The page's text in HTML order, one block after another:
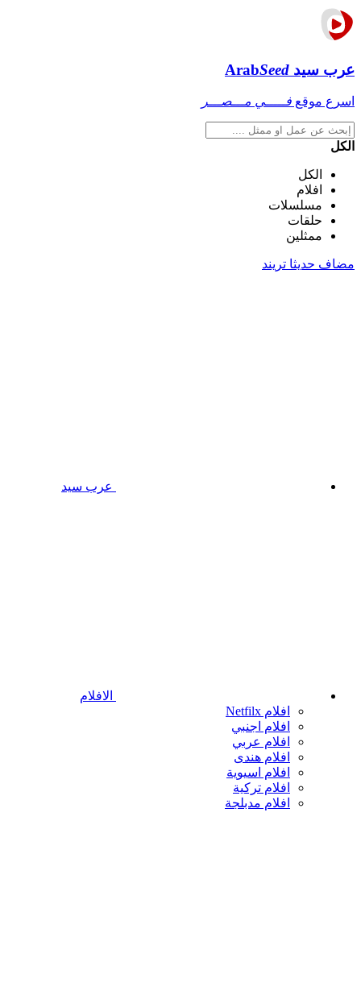
عرب سيد ArabSeed
اسرع موقع فـــــي مـــصـــر
الكل
الكل
افلام
مسلسلات
حلقات
ممثلين
مضاف حديثا تريند
عرب سيد
الافلام
افلام Netfilx
افلام اجنبي
افلام عربي
افلام هندى
افلام اسيوية
افلام تركية
افلام مدبلجة